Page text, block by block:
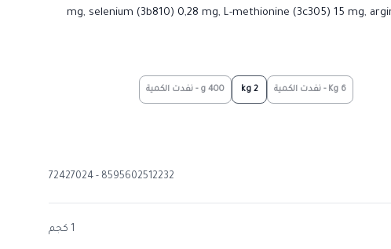
mg, selenium (3b810) 0,28 mg, L-methionine (3c305) 15 mg,
6 Kg - نفدت الكمية 2 kg 400 g - نفدت الكمية
8595602512232 - 72427024
1 كجم